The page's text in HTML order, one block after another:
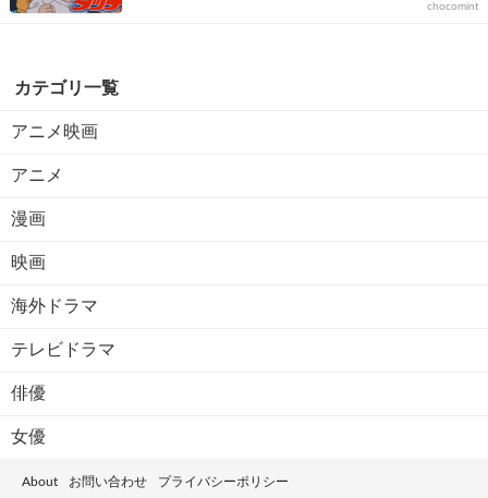
chocomint
カテゴリ一覧
アニメ映画
アニメ
漫画
映画
海外ドラマ
テレビドラマ
俳優
女優
About お問い合わせ プライバシーポリシー